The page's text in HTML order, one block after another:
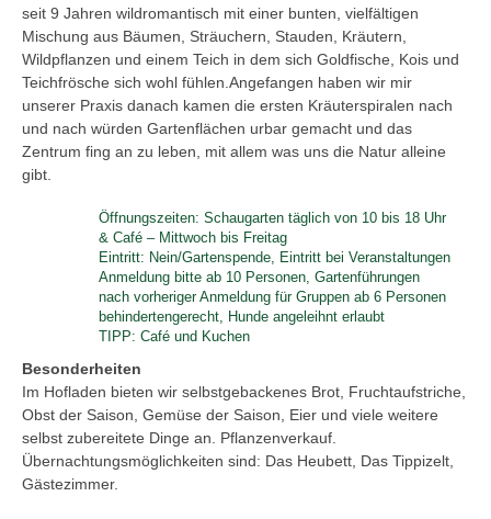
seit 9 Jahren wildromantisch mit einer bunten, vielfältigen
Mischung aus Bäumen, Sträuchern, Stauden, Kräutern,
Wildpflanzen und einem Teich in dem sich Goldfische, Kois und
Teichfrösche sich wohl fühlen.Angefangen haben wir mir
unserer Praxis danach kamen die ersten Kräuterspiralen nach
und nach würden Gartenflächen urbar gemacht und das
Zentrum fing an zu leben, mit allem was uns die Natur alleine
gibt.
Öffnungszeiten: Schaugarten täglich von 10 bis 18 Uhr
& Café – Mittwoch bis Freitag
Eintritt: Nein/Gartenspende, Eintritt bei Veranstaltungen
Anmeldung bitte ab 10 Personen, Gartenführungen
nach vorheriger Anmeldung für Gruppen ab 6 Personen
behindertengerecht, Hunde angeleihnt erlaubt
TIPP: Café und Kuchen
Besonderheiten
Im Hofladen bieten wir selbstgebackenes Brot, Fruchtaufstriche,
Obst der Saison, Gemüse der Saison, Eier und viele weitere
selbst zubereitete Dinge an. Pflanzenverkauf.
Übernachtungsmöglichkeiten sind: Das Heubett, Das Tippizelt,
Gästezimmer.